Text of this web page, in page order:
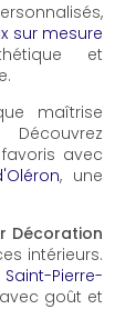
sur mesure
et
maîtrise
avec
, une
Décoration
intérieurs.
Pierre-
goût et